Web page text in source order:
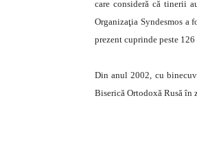
care consideră că tinerii
Organizaţia Syndesmos
prezent cuprinde peste
Din anul 2002, cu
Biserică Ortodoxă Rusă în